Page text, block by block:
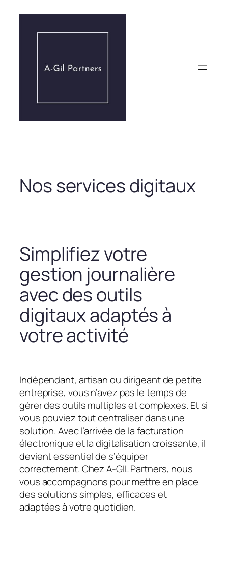
contenu
Nos services digitaux
Simplifiez votre
gestion journalière
avec des outils
digitaux adaptés à
votre activité
Indépendant, artisan ou dirigeant de petite
entreprise, vous n’avez pas le temps de
gérer des outils multiples et complexes. Et si
vous pouviez tout centraliser dans une
solution. Avec l’arrivée de la facturation
électronique et la digitalisation croissante, il
devient essentiel de s’équiper
correctement. Chez A-GIL Partners, nous
vous accompagnons pour mettre en place
des solutions simples, efficaces et
adaptées à votre quotidien.